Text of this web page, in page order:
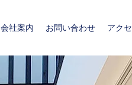
会社案内 お問い合わせ アク